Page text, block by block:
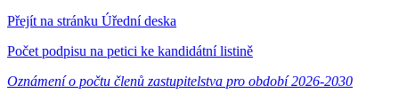
Přejít na stránku Úřední deska
Počet podpisu na petici ke kandidátní listině
Oznámení o počtu členů zastupitelstva pro období 2026-2030